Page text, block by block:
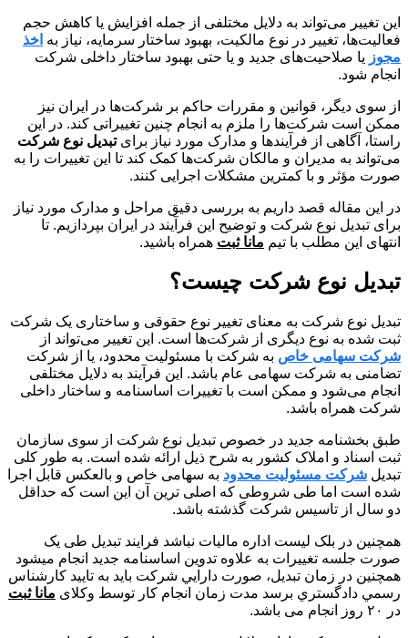
این تغییر می‌تواند به دلایل مختلفی از جمله افزایش یا کاهش حجم
فعالیت‌ها، تغییر در نوع مالکیت، بهبود ساختار سرمایه، نیاز به اخذ
مجوز یا صلاحیت‌های جدید و یا حتی بهبود ساختار داخلی شرکت
انجام شود.
از سوی دیگر، قوانین و مقررات حاکم بر شرکت‌ها در ایران نیز
ممکن است شرکت‌ها را ملزم به انجام چنین تغییراتی کند. در این
راستا، آگاهی از فرآیندها و مدارک مورد نیاز برایتبدیل نوع شرکت
می‌تواند به مدیران و مالکان شرکت‌ها کمک کند تا این تغییرات را به
صورت مؤثر و با کمترین مشکلات اجرایی کنند.
در این مقاله قصد داریم به بررسی دقیق مراحل و مدارک مورد نیاز
برای تبدیل نوع شرکت و توضیح این فرآیند در ایران بپردازیم. تا
انتهای این مطلب با تیم مانا ثبت همراه باشید.
تبدیل نوع شرکت چیست؟
تبدیل نوع شرکت به معنای تغییر نوع حقوقی و ساختاری یک شرکت
ثبت شده به نوع دیگری از شرکت‌ها است. این تغییر می‌تواند از
شرکت سهامی خاص به شرکت با مسئولیت محدود، یا از شرکت
تضامنی به شرکت سهامی عام باشد. این فرآیند به دلایل مختلفی
انجام می‌شود و ممکن است با تغییرات اساسنامه و ساختار داخلی
شرکت همراه باشد.
طبق بخشنامه جدید در خصوص تبدیل نوع شرکت از سوی سازمان
ثبت اسناد و املاک کشور به شرح ذیل ارائه شده است. به طور کلی
تبدیل شرکت مسئولیت محدود به سهامی خاص و بالعکس قابل اجرا
شده است اما طی شروطی که اصلی ترین آن این است که حداقل
دو سال از تاسیس شرکت گذشته باشد.
همچنین در بلک لیست اداره مالیات نباشد فرایند تبدیل طی یک
صورت جلسه تغییرات به علاوه تدوین اساسنامه جدید انجام میشود
همچنین در زمان تبديل، صورت دارايي شرکت بايد به تاييد کارشناس
رسمي دادگستري برسد مدت زمان انجام کار توسط وکلای مانا ثبت
در ۲۰ روز انجام می باشد.